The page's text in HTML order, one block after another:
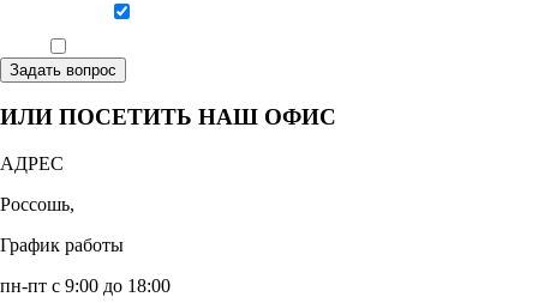
Задать вопрос
ИЛИ ПОСЕТИТЬ НАШ ОФИС
АДРЕС
Россошь,
График работы
пн-пт с 9:00 до 18:00